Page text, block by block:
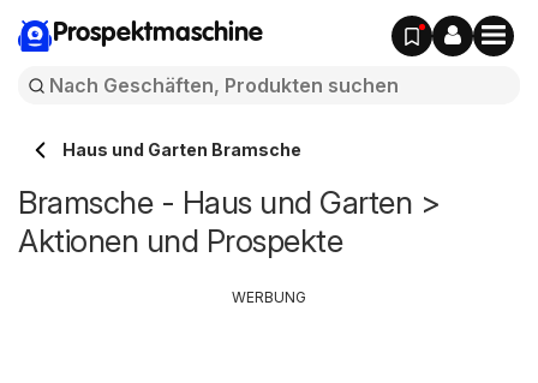
Prospektmaschine
Haus und Garten Bramsche
Bramsche - Haus und Garten >
Aktionen und Prospekte
WERBUNG